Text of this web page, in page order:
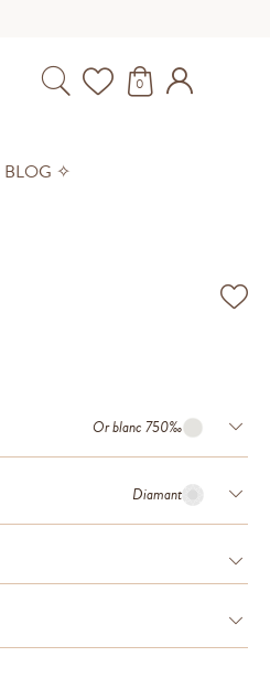
BLOG ✧
0
Or blanc 750‰
Diamant